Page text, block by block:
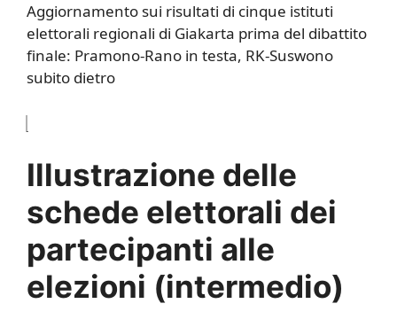
Aggiornamento sui risultati di cinque istituti
elettorali regionali di Giakarta prima del dibattito
finale: Pramono-Rano in testa, RK-Suswono
subito dietro
Illustrazione delle
schede elettorali dei
partecipanti alle
elezioni (intermedio)